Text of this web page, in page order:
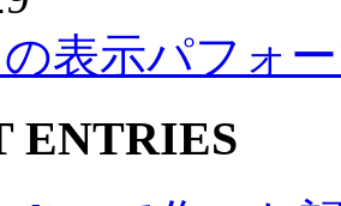
表示パフォ
ENTRIES